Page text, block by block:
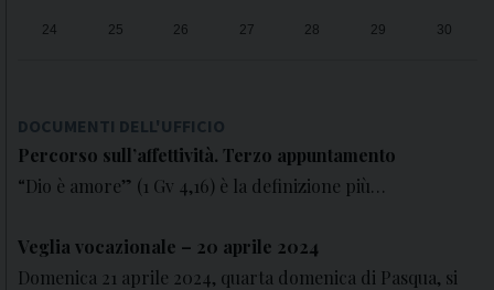
24 25 26 27 28 29 30
DOCUMENTI DELL'UFFICIO
Percorso sull’affettività. Terzo appuntamento
“Dio è amore” (1 Gv 4,16) è la definizione più…
Veglia vocazionale – 20 aprile 2024
Domenica 21 aprile 2024, quarta domenica di Pasqua, si